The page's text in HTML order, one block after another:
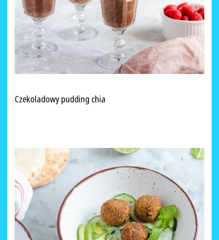
Czekoladowy pudding chia